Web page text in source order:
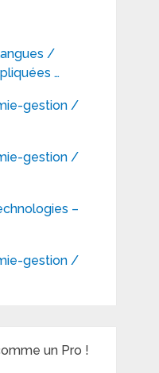
/
…
gestion /
gestion /
–
gestion /
un Pro !